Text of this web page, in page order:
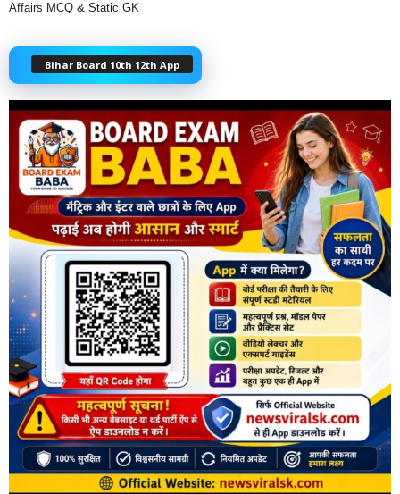
Affairs MCQ & Static GK
Bihar Board 10th 12th App